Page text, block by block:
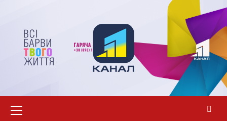
вмісту
меню